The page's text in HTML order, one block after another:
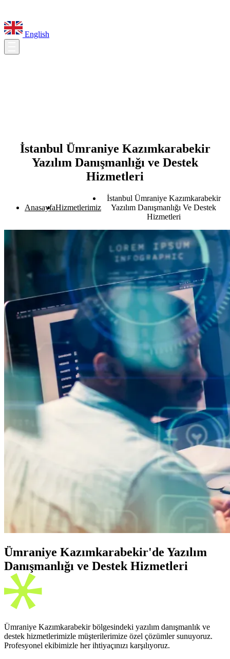
English
İstanbul Ümraniye Kazımkarabekir
Yazılım Danışmanlığı ve Destek
Hizmetleri
AnasayfaHizmetlerimiz
İstanbul Ümraniye Kazımkarabekir
Yazılım Danışmanlığı Ve Destek
Hizmetleri
Ümraniye Kazımkarabekir'de Yazılım
Danışmanlığı ve Destek Hizmetleri
Ümraniye Kazımkarabekir bölgesindeki yazılım danışmanlık ve
destek hizmetlerimizle müşterilerimize özel çözümler sunuyoruz.
Profesyonel ekibimizle her ihtiyaçınızı karşılıyoruz.